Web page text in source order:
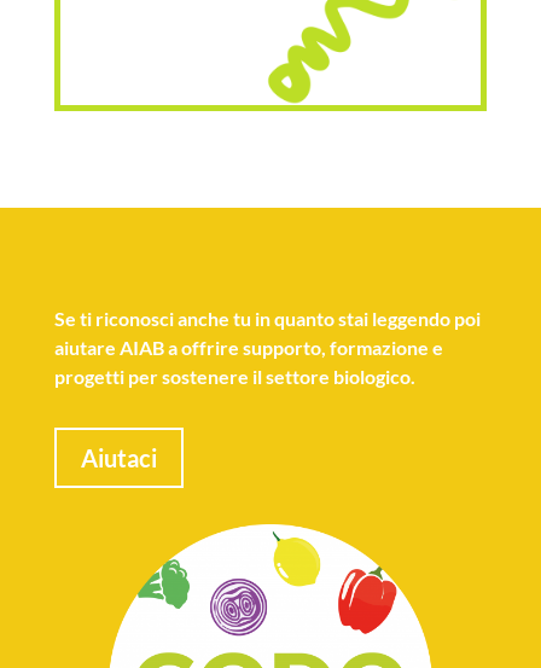
Se ti riconosci anche tu in quanto stai leggendo poi
aiutare AIAB a offrire supporto, formazione e
progetti per sostenere il settore biologico.
Aiutaci